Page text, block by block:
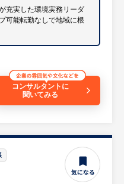
務を任されることはな
フォローに入ります。
や各種研修制度があり、
にスキルアップできま
伝えします
は10時間程度と少なく、
日祝休み）です。
と高く、プライベートの
てキャリアアップ可能
に、課長代理の右腕とし
に取り組めます。
充実した環境実務リーダ
可能転勤なしで地域に根
コンサルタントに
聞いてみる